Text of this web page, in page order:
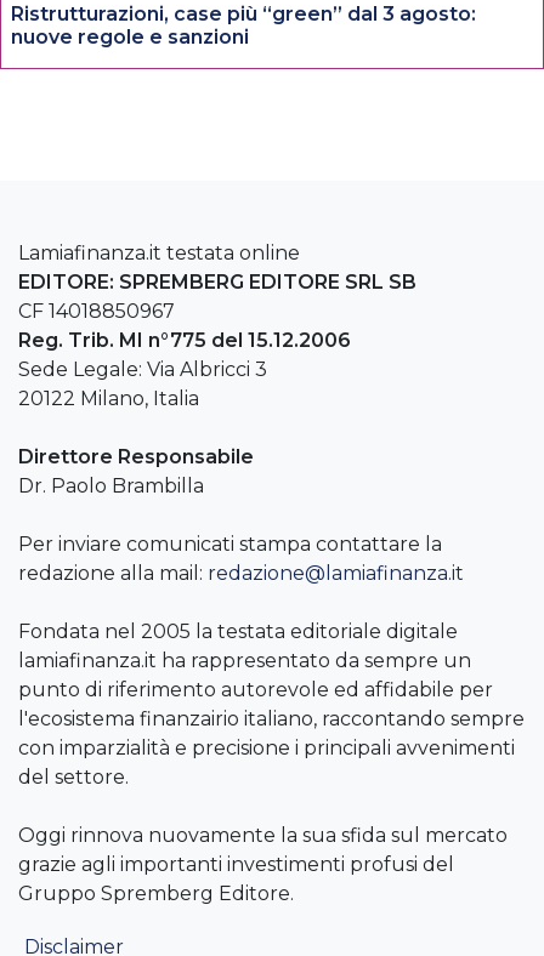
Ristrutturazioni, case più “green” dal 3 agosto:
nuove regole e sanzioni
Lamiafinanza.it testata online
EDITORE: SPREMBERG EDITORE SRL SB
CF 14018850967
Reg. Trib. MI n°775 del 15.12.2006
Sede Legale: Via Albricci 3
20122 Milano, Italia
Direttore Responsabile
Dr. Paolo Brambilla
Per inviare comunicati stampa contattare la
redazione alla mail: redazione@lamiafinanza.it
Fondata nel 2005 la testata editoriale digitale
lamiafinanza.it ha rappresentato da sempre un
punto di riferimento autorevole ed affidabile per
l'ecosistema finanzairio italiano, raccontando sempre
con imparzialità e precisione i principali avvenimenti
del settore.
Oggi rinnova nuovamente la sua sfida sul mercato
grazie agli importanti investimenti profusi del
Gruppo Spremberg Editore.
Disclaimer